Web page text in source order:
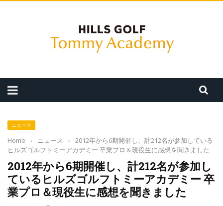
ニュース
Home › ニュース ›
2012年から6期開催し、計212名が参加している
ヒルズゴルフトミーアカデミー 卒業プロ＆現役生に感想を聞きました
2012年から6期開催し、計212名が参加し
ているヒルズゴルフトミーアカデミー 卒
業プロ＆現役生に感想を聞きました